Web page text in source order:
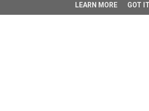
LEARN MORE GOT IT